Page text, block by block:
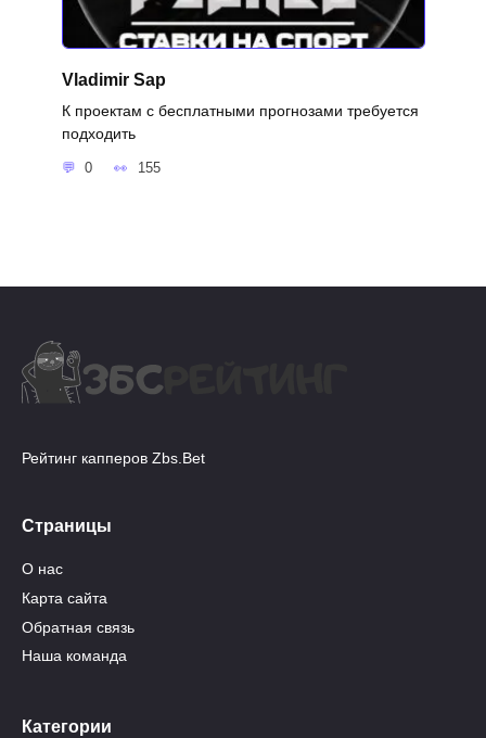
Vladimir Sap
К проектам с бесплатными прогнозами требуется
подходить
0 155
Рейтинг капперов Zbs.Bet
Страницы
О нас
Карта сайта
Обратная связь
Наша команда
Категории